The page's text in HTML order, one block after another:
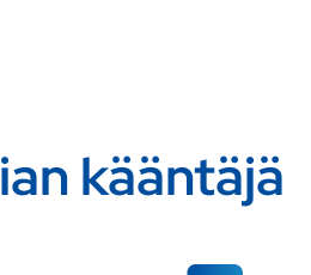
kääntäjä